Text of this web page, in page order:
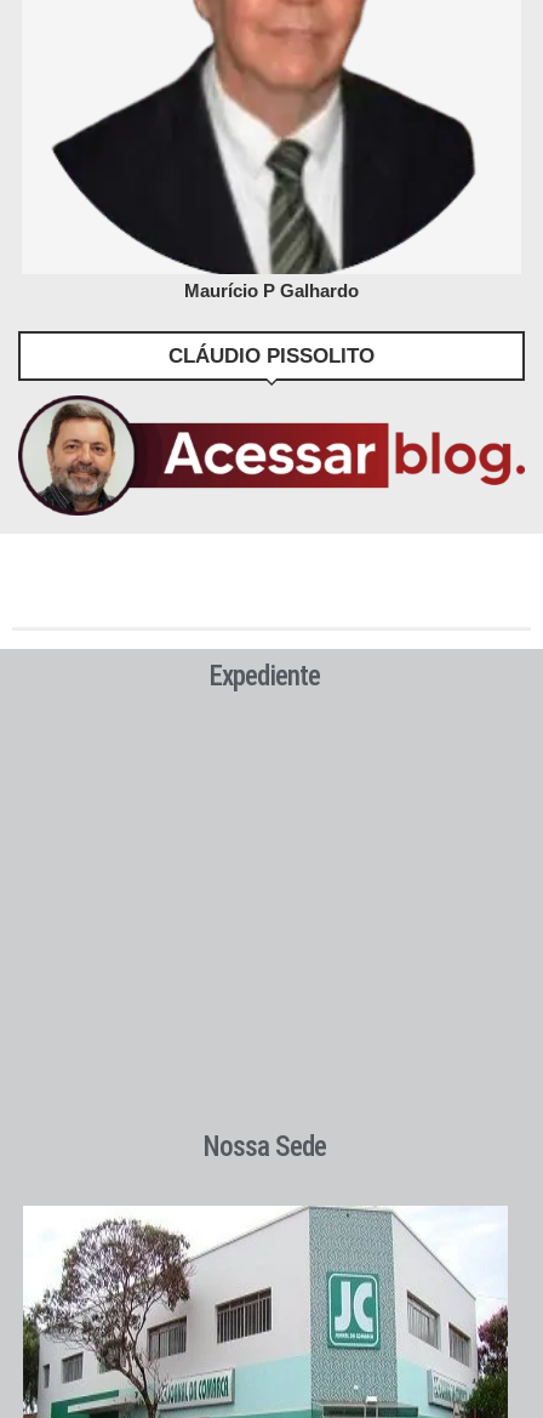
Maurício P Galhardo
CLÁUDIO PISSOLITO
Expediente
Nossa Sede